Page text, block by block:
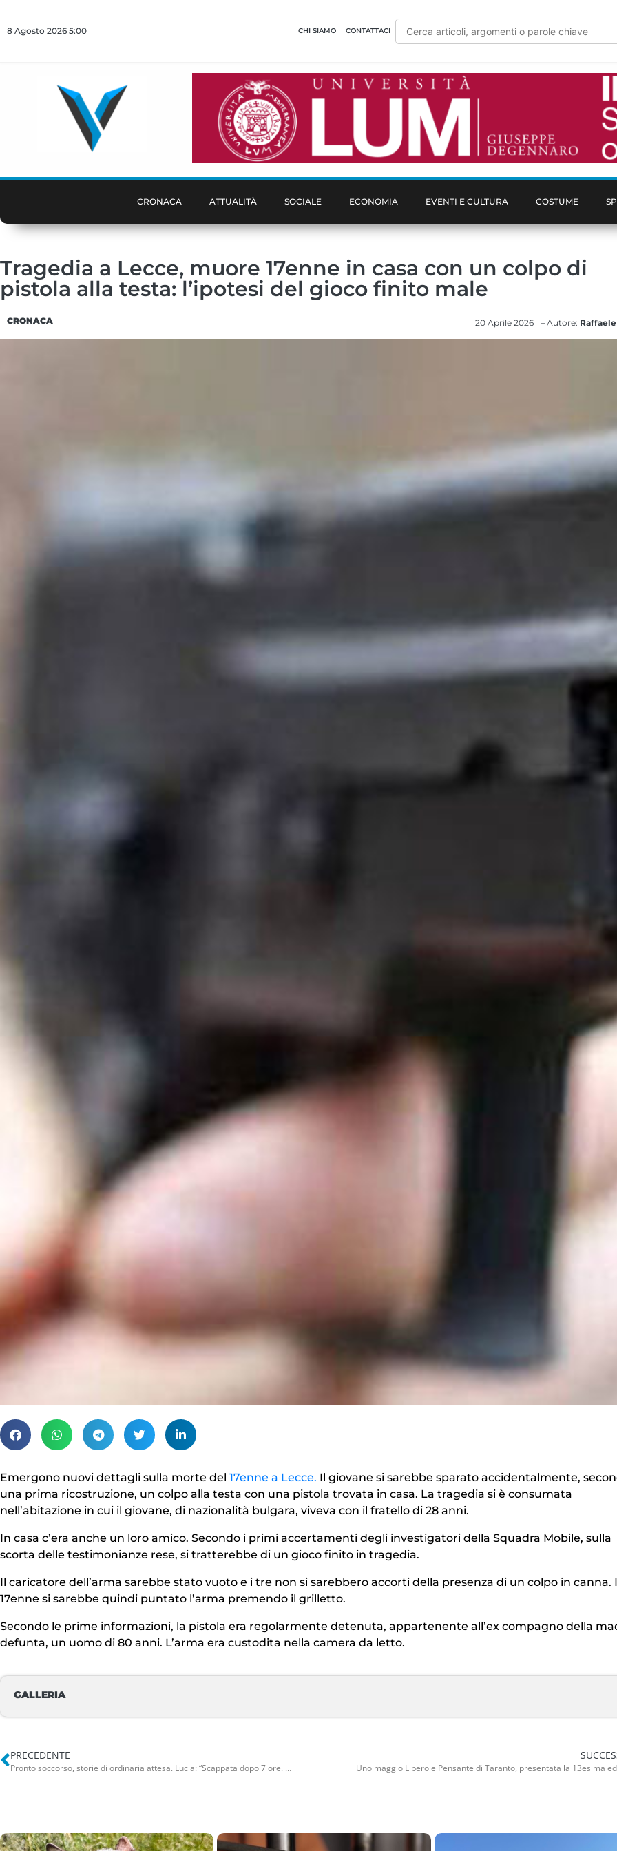
8 Agosto 2026 5:00 CHI SIAMO CONTATTACI
CRONACA ATTUALITÀ SOCIALE ECONOMIA EVENTI E CULTURA COSTUME
Tragedia a Lecce, muore 17enne in casa con un colpo di
pistola alla testa: l’ipotesi del gioco finito male
CRONACA 20 Aprile 2026 – Autore:
Emergono nuovi dettagli sulla morte del 17enne a Lecce. Il giovane si sarebbe sparato accidentalmente,
una prima ricostruzione, un colpo alla testa con una pistola trovata in casa. La tragedia si è consumata
nell’abitazione in cui il giovane, di nazionalità bulgara, viveva con il fratello di 28 anni.
In casa c’era anche un loro amico. Secondo i primi accertamenti degli investigatori della Squadra Mobile, sulla
scorta delle testimonianze rese, si tratterebbe di un gioco finito in tragedia.
Il caricatore dell’arma sarebbe stato vuoto e i tre non si sarebbero accorti della presenza di un colpo in canna.
17enne si sarebbe quindi puntato l’arma premendo il grilletto.
Secondo le prime informazioni, la pistola era regolarmente detenuta, appartenente all’ex compagno della
defunta, un uomo di 80 anni. L’arma era custodita nella camera da letto.
GALLERIA
PRECEDENTE
Pronto soccorso, storie di ordinaria attesa. Lucia: “Scappata dopo 7 ore. Sto facendo a pagamento”